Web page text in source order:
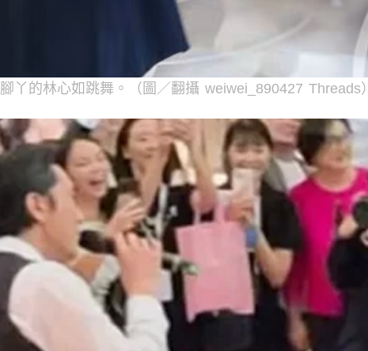
丫的林心如跳舞。（圖／翻攝 weiwei_890427 Threads）